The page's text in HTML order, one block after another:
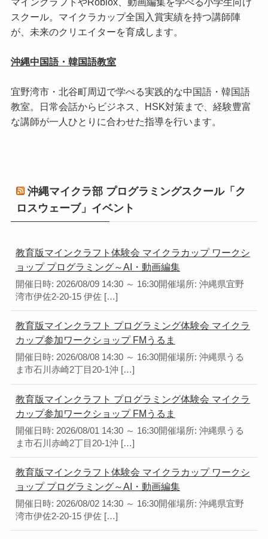
スクール。マイクラカップ全国入賞実績を持つ講師陣
が、未来のクリエイターを育成します。
沖縄中国語・韓国語教室
宜野湾市・北谷町周辺で学べる実践的な中国語・韓国語
教室。日常会話からビジネス、HSK対策まで、経験豊富
な講師が一人ひとりに合わせた指導を行います。
沖縄マイクラ部 プログラミングスクール「ク
ロスウェーブ」イベント
教育版マインクラフト体験会 マイクラカップ ワークシ
ョップ プログラミング～AI・動画編集
開催日時: 2026/08/09 14:30 ～ 16:30開催場所: 沖縄県宜野
湾市伊佐2-20-15 伊佐 […]
教育版マインクラフト プログラミング体験会 マイクラ
カップ参加ワークショップ FMうるま
開催日時: 2026/08/08 14:30 ～ 16:30開催場所: 沖縄県うる
ま市石川赤崎2丁目20-1沖 […]
教育版マインクラフト プログラミング体験会 マイクラ
カップ参加ワークショップ FMうるま
開催日時: 2026/08/01 14:30 ～ 16:30開催場所: 沖縄県うる
ま市石川赤崎2丁目20-1沖 […]
教育版マインクラフト体験会 マイクラカップ ワークシ
ョップ プログラミング～AI・動画編集
開催日時: 2026/08/02 14:30 ～ 16:30開催場所: 沖縄県宜野
湾市伊佐2-20-15 伊佐 […]